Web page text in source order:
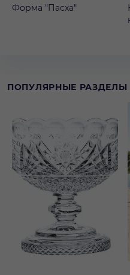
Форма "Пасха"
ПОПУЛЯРНЫЕ РАЗДЕЛЫ